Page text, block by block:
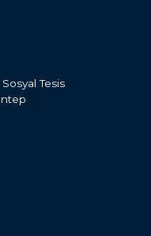
Tesis